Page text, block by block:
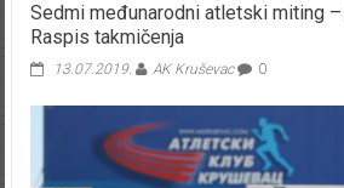
Sedmi međunarodni atletski miting
Raspis takmičenja
13.07.2019. AK Kruševac 0